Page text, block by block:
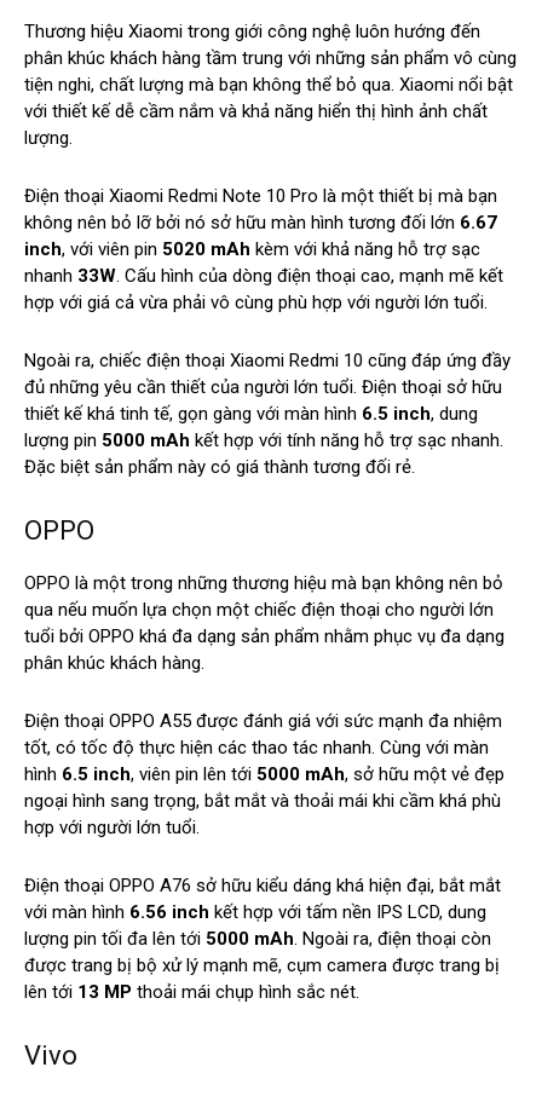
Thương hiệu Xiaomi trong giới công nghệ luôn hướng đến
phân khúc khách hàng tầm trung với những sản phẩm vô cùng
tiện nghi, chất lượng mà bạn không thể bỏ qua. Xiaomi nổi bật
với thiết kế dễ cầm nắm và khả năng hiển thị hình ảnh chất
lượng.
Điện thoại Xiaomi Redmi Note 10 Pro là một thiết bị mà bạn
không nên bỏ lỡ bởi nó sở hữu màn hình tương đối lớn 6.67
inch, với viên pin 5020 mAh kèm với khả năng hỗ trợ sạc
nhanh 33W. Cấu hình của dòng điện thoại cao, mạnh mẽ kết
hợp với giá cả vừa phải vô cùng phù hợp với người lớn tuổi.
Ngoài ra, chiếc điện thoại Xiaomi Redmi 10 cũng đáp ứng đầy
đủ những yêu cần thiết của người lớn tuổi. Điện thoại sở hữu
thiết kế khá tinh tế, gọn gàng với màn hình 6.5 inch, dung
lượng pin 5000 mAh kết hợp với tính năng hỗ trợ sạc nhanh.
Đặc biệt sản phẩm này có giá thành tương đối rẻ.
OPPO
OPPO là một trong những thương hiệu mà bạn không nên bỏ
qua nếu muốn lựa chọn một chiếc điện thoại cho người lớn
tuổi bởi OPPO khá đa dạng sản phẩm nhằm phục vụ đa dạng
phân khúc khách hàng.
Điện thoại OPPO A55 được đánh giá với sức mạnh đa nhiệm
tốt, có tốc độ thực hiện các thao tác nhanh. Cùng với màn
hình 6.5 inch, viên pin lên tới 5000 mAh, sở hữu một vẻ đẹp
ngoại hình sang trọng, bắt mắt và thoải mái khi cầm khá phù
hợp với người lớn tuổi.
Điện thoại OPPO A76 sở hữu kiểu dáng khá hiện đại, bắt mắt
với màn hình 6.56 inch kết hợp với tấm nền IPS LCD, dung
lượng pin tối đa lên tới 5000 mAh. Ngoài ra, điện thoại còn
được trang bị bộ xử lý mạnh mẽ, cụm camera được trang bị
lên tới 13 MP thoải mái chụp hình sắc nét.
Vivo